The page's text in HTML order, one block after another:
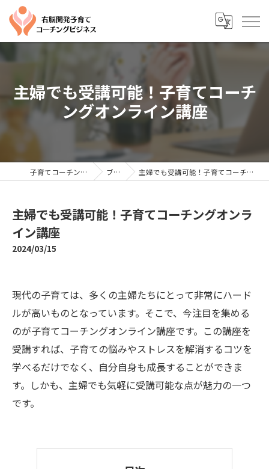
主婦でも受講可能！子育てコーチ
ングオンライン講座
子育てコーチングならYTC ブログ 主婦でも受講可能！子育てコーチングオンライン講座
主婦でも受講可能！子育てコーチングオンラ
イン講座
2024/03/15
現代の子育ては、多くの主婦たちにとって非常にハード
ルが高いものとなっています。そこで、今注目を集める
のが子育てコーチングオンライン講座です。この講座を
受講すれば、子育ての悩みやストレスを解消するコツを
学べるだけでなく、自分自身も成長することができま
す。しかも、主婦でも気軽に受講可能な点が魅力の一つ
です。